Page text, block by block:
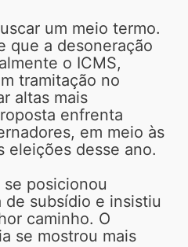
um meio termo.
que a desoneração
o ICMS,
tramitação no
altas mais
enfrenta
em meio às
eleições desse ano.
posicionou
subsídio e insistiu
caminho. O
se mostrou mais